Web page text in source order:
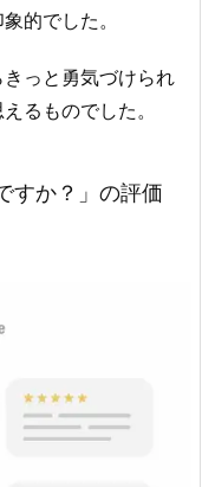
的でした。
っと勇気づけられ
るものでした。
すか？」の評価